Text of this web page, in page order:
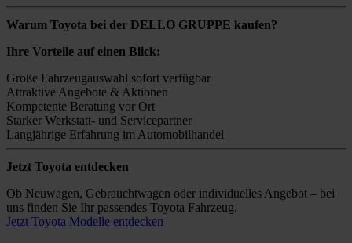
Warum Toyota bei der DELLO GRUPPE kaufen?
Ihre Vorteile auf einen Blick:
Große Fahrzeugauswahl sofort verfügbar
Attraktive Angebote & Aktionen
Kompetente Beratung vor Ort
Starker Werkstatt- und Servicepartner
Langjährige Erfahrung im Automobilhandel
Jetzt Toyota entdecken
Ob Neuwagen, Gebrauchtwagen oder individuelles Angebot – bei
uns finden Sie Ihr passendes Toyota Fahrzeug.
Jetzt Toyota Modelle entdecken